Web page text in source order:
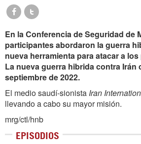
En la Conferencia de Seguridad de
participantes abordaron la guerra
nueva herramienta para atacar a
La nueva guerra hibrida contra Irán
septiembre de 2022.
El medio saudí-sionista Iran
llevando a cabo su mayor misión.
mrg/ctl/hnb
EPISODIOS